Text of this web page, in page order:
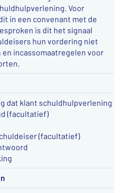
Voor
in een convenant met de
is dit het signaal
hun vordering niet
incassomaatregelen voor
dat klant schuldhulpverlening
(facultatief)
(facultatief)